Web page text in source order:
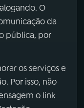
O
da
pública, por
os serviços e
Por isso, não
o link